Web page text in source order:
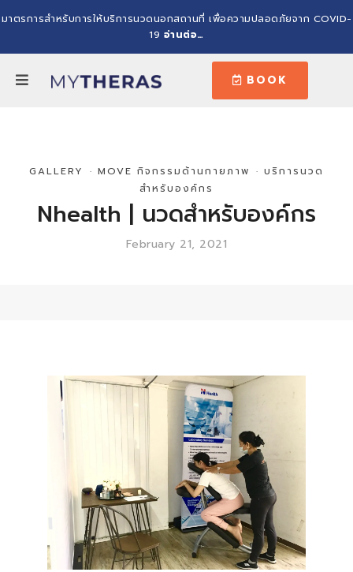
มาตรการสำหรับการให้บริการนวดนอกสถานที่ เพื่อความปลอดภัยจาก COVID-
19 อ่านต่อ…
BOOK
GALLERY · MOVE กิจกรรมด้านกายภาพ · บริการนวด
สำหรับองค์กร
Nhealth | นวดสำหรับองค์กร
February 21, 2021